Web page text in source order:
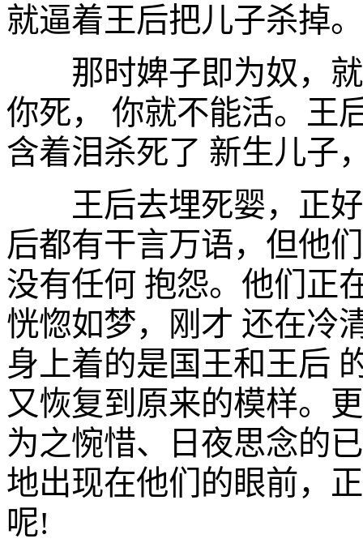
就逼着王后把儿子杀掉。
那时婢子即为奴，就
你死， 你就不能活。王
含着泪杀死了 新生儿子
王后去埋死婴，正好
后都有干言万语，但他
没有任何 抱怨。他们正
恍惚如梦，刚才 还在冷
身上着的是国王和王后
又恢复到原来的模样。
为之惋惜、日夜思念的
地出现在他们的眼前，
呢!